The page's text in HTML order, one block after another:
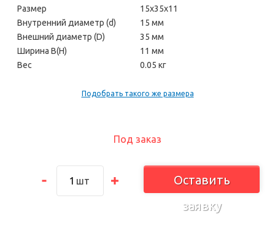
Под заказ
шт
Оставить
заявку
Размер
15х35х11
Внутренний диаметр (d)
15 мм
Внешний диаметр (D)
35 мм
Ширина В(H)
11 мм
Вес
0.05 кг
Подобрать такого же размера